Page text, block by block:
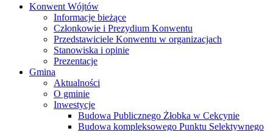
Konwent Wójtów
Informacje bieżące
Członkowie i Prezydium Konwentu
Przedstawiciele Konwentu w organizacjach
Stanowiska i opinie
Prezentacje
Gmina
Aktualności
O gminie
Inwestycje
Budowa Publicznego Żłobka w Cekcynie
Budowa kompleksowego Punktu Selektywnego